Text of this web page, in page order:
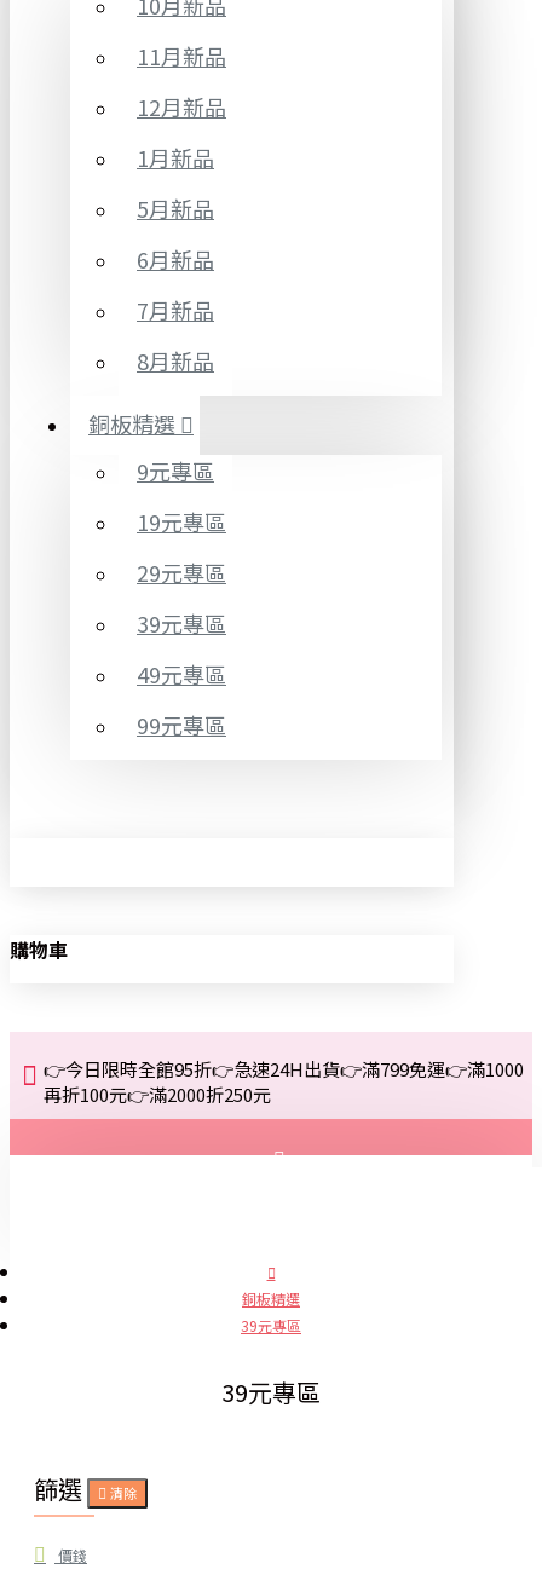
11月新品
12月新品
1月新品
5月新品
6月新品
7月新品
8月新品
銅板精選
9元專區
19元專區
29元專區
39元專區
49元專區
99元專區
購物車
👉今日限時全館95折👉急速24H出貨👉滿799免運👉滿1000
再折100元👉滿2000折250元
詢問
銅板精選
39元專區
39元專區
篩選 清除
價錢